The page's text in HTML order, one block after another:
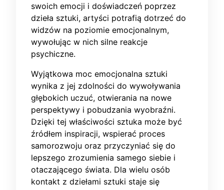
swoich emocji i doświadczeń poprzez
dzieła sztuki, artyści potrafią dotrzeć do
widzów na poziomie emocjonalnym,
wywołując w nich silne reakcje
psychiczne.
Wyjątkowa moc emocjonalna sztuki
wynika z jej zdolności do wywoływania
głębokich uczuć, otwierania na nowe
perspektywy i pobudzania wyobraźni.
Dzięki tej właściwości sztuka może być
źródłem inspiracji, wspierać proces
samorozwoju oraz przyczyniać się do
lepszego zrozumienia samego siebie i
otaczającego świata. Dla wielu osób
kontakt z dziełami sztuki staje się